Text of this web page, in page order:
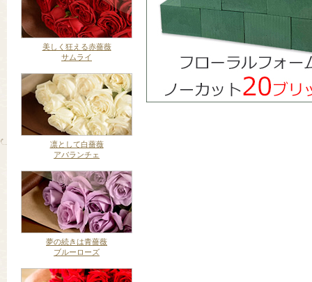
美しく狂える赤薔薇
サムライ
凛として白薔薇
アバランチェ
夢の続きは青薔薇
ブルーローズ